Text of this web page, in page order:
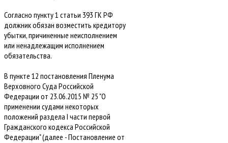
Согласно пункту 1 статьи 393 ГК РФ
должник обязан возместить кредитору
убытки, причиненные неисполнением
или ненадлежащим исполнением
обязательства.
В пункте 12 постановления Пленума
Верховного Суда Российской
Федерации от 23.06.2015 № 25 "О
применении судами некоторых
положений раздела I части первой
Гражданского кодекса Российской
Федерации" (далее - Постановление от